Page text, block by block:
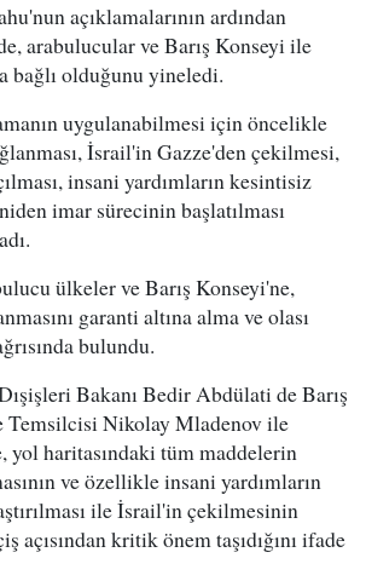
açıklamalarının ardından
arabulucular ve Barış Konseyi ile
bağlı olduğunu yineledi.
uygulanabilmesi için öncelikle
İsrail'in Gazze'den çekilmesi,
insani yardımların kesintisiz
imar sürecinin başlatılması
ülkeler ve Barış Konseyi'ne,
garanti altına alma ve olası
bulundu.
Bakanı Bedir Abdülati de Barış
Temsilcisi Nikolay Mladenov ile
yol haritasındaki tüm maddelerin
ve özellikle insani yardımların
ile İsrail'in çekilmesinin
açısından kritik önem taşıdığını ifade